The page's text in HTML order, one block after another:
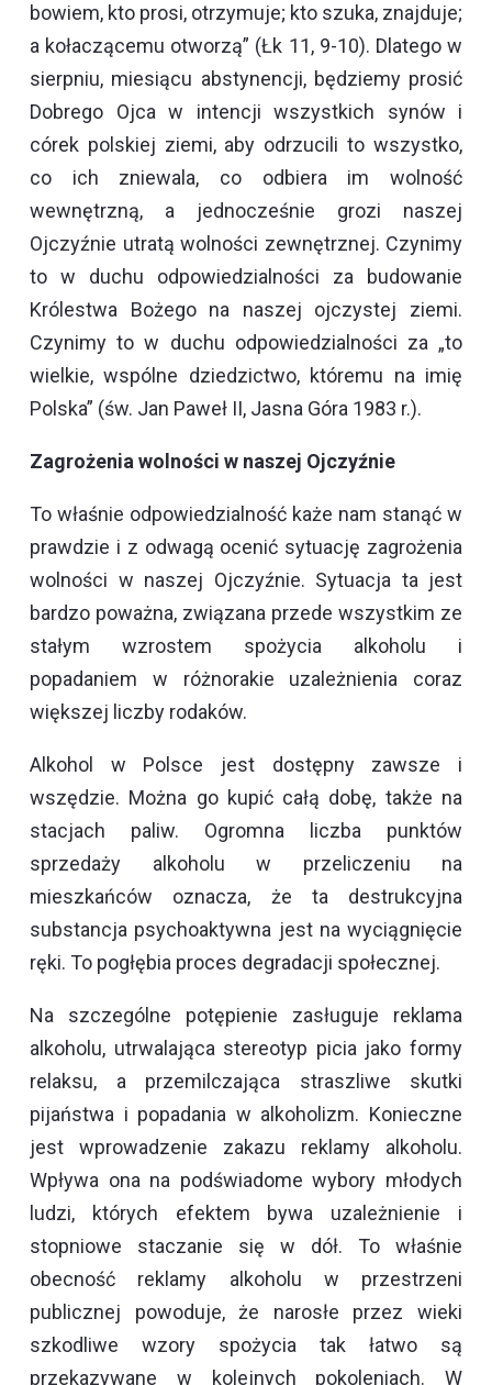
bowiem, kto prosi, otrzymuje; kto szuka, znajduje;
a kołaczącemu otworzą” (Łk 11, 9-10). Dlatego w
sierpniu, miesiącu abstynencji, będziemy prosić
Dobrego Ojca w intencji wszystkich synów i
córek polskiej ziemi, aby odrzucili to wszystko,
co ich zniewala, co odbiera im wolność
wewnętrzną, a jednocześnie grozi naszej
Ojczyźnie utratą wolności zewnętrznej. Czynimy
to w duchu odpowiedzialności za budowanie
Królestwa Bożego na naszej ojczystej ziemi.
Czynimy to w duchu odpowiedzialności za „to
wielkie, wspólne dziedzictwo, któremu na imię
Polska” (św. Jan Paweł II, Jasna Góra 1983 r.).
Zagrożenia wolności w naszej Ojczyźnie
To właśnie odpowiedzialność każe nam stanąć w
prawdzie i z odwagą ocenić sytuację zagrożenia
wolności w naszej Ojczyźnie. Sytuacja ta jest
bardzo poważna, związana przede wszystkim ze
stałym wzrostem spożycia alkoholu i
popadaniem w różnorakie uzależnienia coraz
większej liczby rodaków.
Alkohol w Polsce jest dostępny zawsze i
wszędzie. Można go kupić całą dobę, także na
stacjach paliw. Ogromna liczba punktów
sprzedaży alkoholu w przeliczeniu na
mieszkańców oznacza, że ta destrukcyjna
substancja psychoaktywna jest na wyciągnięcie
ręki. To pogłębia proces degradacji społecznej.
Na szczególne potępienie zasługuje reklama
alkoholu, utrwalająca stereotyp picia jako formy
relaksu, a przemilczająca straszliwe skutki
pijaństwa i popadania w alkoholizm. Konieczne
jest wprowadzenie zakazu reklamy alkoholu.
Wpływa ona na podświadome wybory młodych
ludzi, których efektem bywa uzależnienie i
stopniowe staczanie się w dół. To właśnie
obecność reklamy alkoholu w przestrzeni
publicznej powoduje, że narosłe przez wieki
szkodliwe wzory spożycia tak łatwo są
przekazywane w kolejnych pokoleniach. W